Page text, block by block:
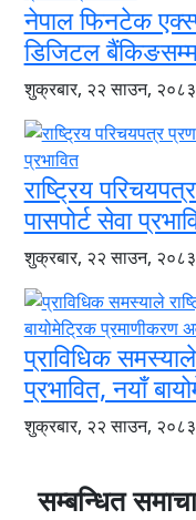
नेपाल फिनटेक
डिजिटल
शुक्रबार, २२ साउन, २०८३
राष्ट्रिय
पासपोर्ट सेवा
शुक्रबार, २२ साउन, २०८३
प्राविधिक
प्रभावित, नयाँ
शुक्रबार, २२ साउन, २०८३
सम्बन्धित